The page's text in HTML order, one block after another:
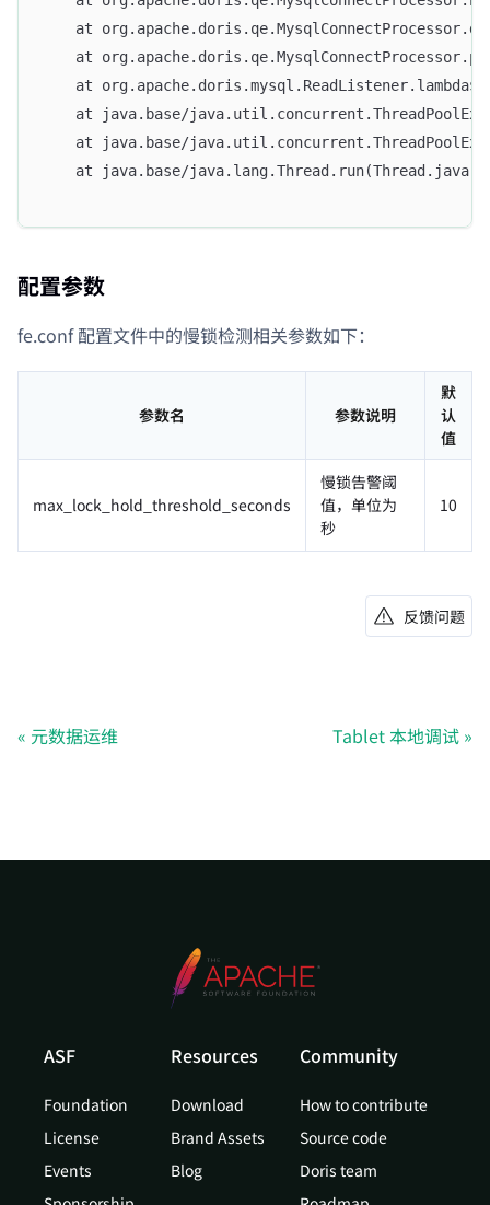
at
at
at
at java.base/
at java.base/
at java.base/
配置参数
fe.conf 配置文件中的慢锁检测相关参数如下：
参数名 参数说明
默
认
值
max_lock_hold_threshold_seconds
慢锁告警阈
值，单位为
秒
10
反馈问题
元数据运维 Tablet 本地调试
ASF
Foundation
License
Events
Resources
Download
Brand Assets
Blog
Community
How to contribute
Source code
Doris team